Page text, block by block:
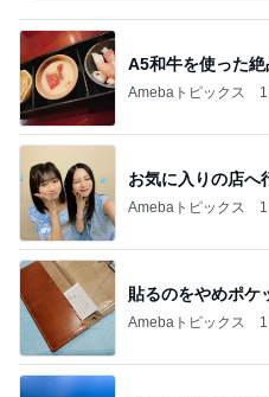
A5和牛を使った
Amebaトピックス
お気に入りの店へ
Amebaトピックス
貼るのをやめポケ
Amebaトピックス